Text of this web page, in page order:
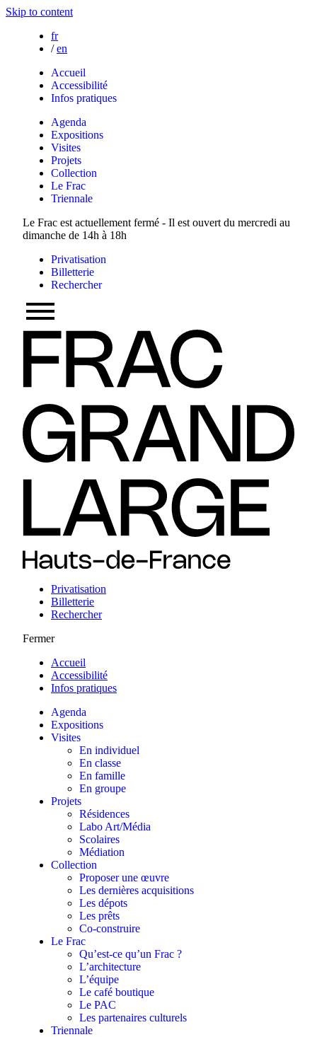
Skip to content
fr
/ en
Accueil
Accessibilité
Infos pratiques
Agenda
Expositions
Visites
Projets
Collection
Le Frac
Triennale
Le Frac est actuellement fermé - Il est ouvert du mercredi au
dimanche de 14h à 18h
Privatisation
Billetterie
Rechercher
Privatisation
Billetterie
Rechercher
Fermer
Accueil
Accessibilité
Infos pratiques
Agenda
Expositions
Visites
En individuel
En classe
En famille
En groupe
Projets
Résidences
Labo Art/Média
Scolaires
Médiation
Collection
Proposer une œuvre
Les dernières acquisitions
Les dépots
Les prêts
Co-construire
Le Frac
Qu’est-ce qu’un Frac ?
L’architecture
L’équipe
Le café boutique
Le PAC
Les partenaires culturels
Triennale